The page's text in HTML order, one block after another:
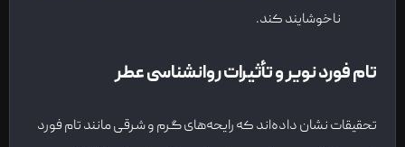
ناخوشایند کند.
تام فورد نویر و تأثیرات روانشناسی عطر
تحقیقات نشان داده‌اند که رایحه‌های گرم و شرقی مانند تام فورد